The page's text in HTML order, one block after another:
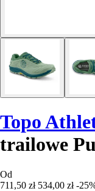
Topo
trailowe
Od
711,50 zł 534,00 zł -